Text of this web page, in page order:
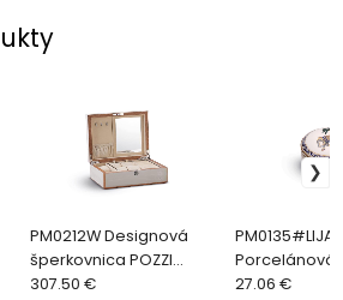
PM0212W Designová
šperkovnica POZZI
Timeless
307.50 €
PM0135#LIJA
Porcelánová
šperkovnica
27.06 €